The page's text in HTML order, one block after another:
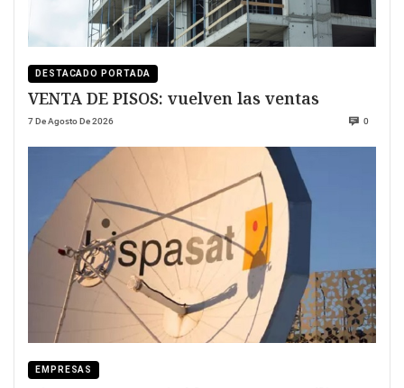
DESTACADO PORTADA
VENTA DE PISOS: vuelven las ventas
7 De Agosto De 2026 0
EMPRESAS